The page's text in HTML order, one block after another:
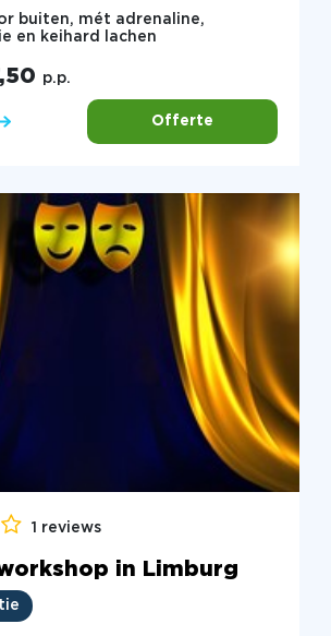
buiten, mét adrenaline,
en keihard lachen
p.p.
Offerte
1 reviews
in Limburg